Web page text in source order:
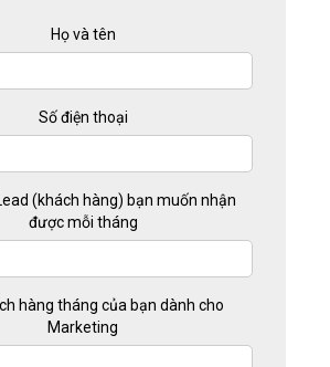
Họ và tên
(khách hàng) bạn muốn nhận
được mỗi tháng
hàng tháng của bạn dành cho
Marketing
Số điện thoại